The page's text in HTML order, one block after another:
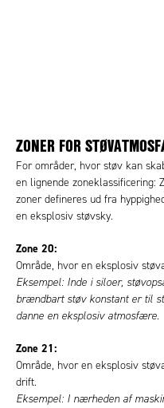
ZONER FOR
For områder, hvor støv kan
en lignende zoneklassificering:
zoner defineres ud fra
en eksplosiv støvsky.
Zone 20:
Område, hvor en eksplosiv
Eksempel: Inde i siloer,
brændbart støv konstant er til
danne en eksplosiv atmosfære.
Zone 21:
Område, hvor en eksplosiv
drift.
Eksempel: I nærheden af